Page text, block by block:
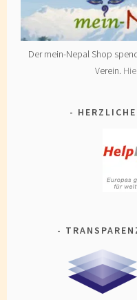
Der mein-Nepal Shop
Verein.